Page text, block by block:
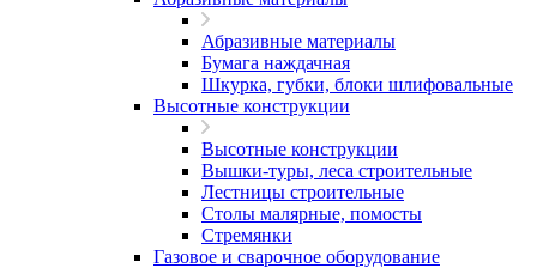
Абразивные материалы
Бумага наждачная
Шкурка, губки, блоки шлифовальные
Высотные конструкции
Высотные конструкции
Вышки-туры, леса строительные
Лестницы строительные
Столы малярные, помосты
Стремянки
Газовое и сварочное оборудование